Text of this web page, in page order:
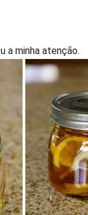
a minha atenção.